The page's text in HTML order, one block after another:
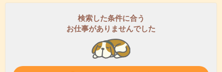
だけます。職種辞典：テレマーケティング・テレフォンオペレーター・コールセンタ
検索した条件に合う
お仕事がありませんでした